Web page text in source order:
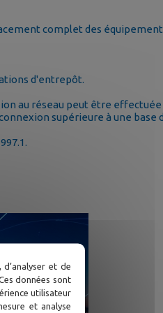
complet des
d'entrepôt.
au réseau peut être
supérieure à une base
et de
données sont
utilisateur
et analyse